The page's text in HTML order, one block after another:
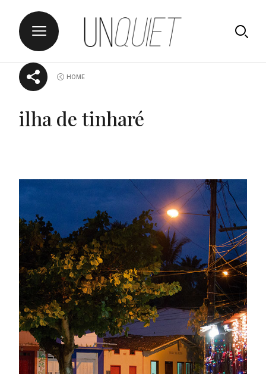
Skip
UNQUIET
Proudly
HOME
ilha de tinharé